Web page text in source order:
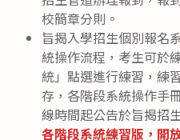
校簡章分則。
旨揭入學招生個別報名
統操作流程，考生可於
統」點選進行練習，練
存，各階段系統操作手
線時間起公告於旨揭招
各階段系統練習版，開